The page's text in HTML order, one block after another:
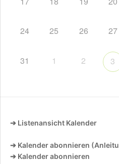
24 25 26 27
31 1 2 3
➔ Listenansicht Kalender
➔ Kalender abonnieren
➔ Kalender abonnieren